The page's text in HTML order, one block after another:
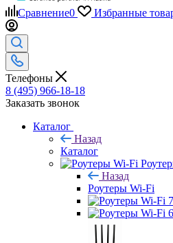
Сравнение0 Избранные
Телефоны
8 (495) 966-18-18
Заказать звонок
Каталог
Назад
Каталог
Назад
Роутеры Wi-Fi